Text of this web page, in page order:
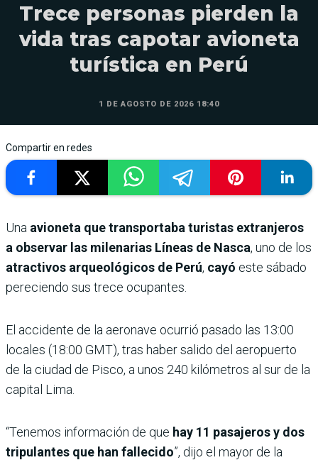
Trece personas pierden la
vida tras capotar avioneta
turística en Perú
1 DE AGOSTO DE 2026 18:40
Compartir en redes
Una avioneta que transportaba turistas extranjeros
a observar las milenarias Líneas de Nasca, uno de los
atractivos arqueológicos de Perú, cayó este sábado
pereciendo sus trece ocupantes.
El accidente de la aeronave ocurrió pasado las 13:00
locales (18:00 GMT), tras haber salido del aeropuerto
de la ciudad de Pisco, a unos 240 kilómetros al sur de la
capital Lima.
“Tenemos información de que hay 11 pasajeros y dos
tripulantes que han fallecido”, dijo el mayor de la